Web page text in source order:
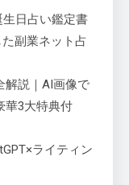
生日占い鑑定書
副業ネット占
解説｜AI画像で
華3大特典付
ライティン